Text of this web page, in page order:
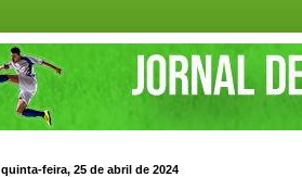
quinta-feira, 25 de abril de 2024